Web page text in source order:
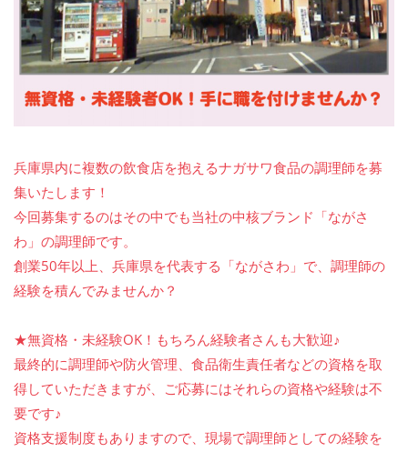
兵庫県内に複数の飲食店を抱えるナガサワ食品の調理師を募
集いたします！
今回募集するのはその中でも当社の中核ブランド「ながさ
わ」の調理師です。
創業50年以上、兵庫県を代表する「ながさわ」で、調理師の
経験を積んでみませんか？
★無資格・未経験OK！もちろん経験者さんも大歓迎♪
最終的に調理師や防火管理、食品衛生責任者などの資格を取
得していただきますが、ご応募にはそれらの資格や経験は不
要です♪
資格支援制度もありますので、現場で調理師としての経験を